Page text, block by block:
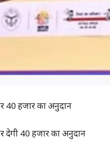
40 हजार का अनुदान
देगी 40 हजार का अनुदान